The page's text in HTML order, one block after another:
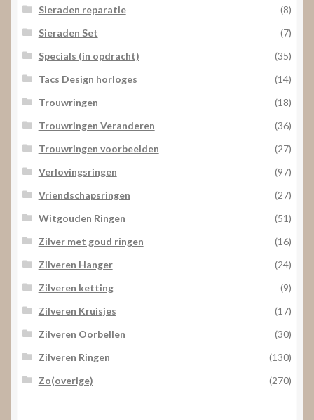
Sieraden reparatie
(8)
Sieraden Set
(7)
Specials (in opdracht)
(35)
Tacs Design horloges
(14)
Trouwringen
(18)
Trouwringen Veranderen
(36)
Trouwringen voorbeelden
(27)
Verlovingsringen
(97)
Vriendschapsringen
(27)
Witgouden Ringen
(51)
Zilver met goud ringen
(16)
Zilveren Hanger
(24)
Zilveren ketting
(9)
Zilveren Kruisjes
(17)
Zilveren Oorbellen
(30)
Zilveren Ringen
(130)
Zo(overige)
(270)